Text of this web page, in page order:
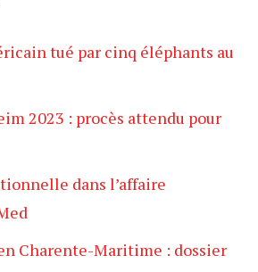
tué par cinq éléphants au
2023 : procès attendu pour
dans l’affaire
Charente-Maritime : dossier